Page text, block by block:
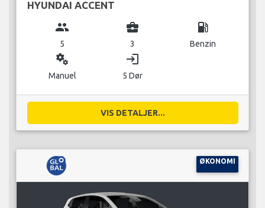
HYUNDAI ACCENT
group
5
business_center
3
local_gas_station
Benzin
miscellaneous_services
Manuel
login
5 Dør
VIS DETALJER...
ØKONOMI